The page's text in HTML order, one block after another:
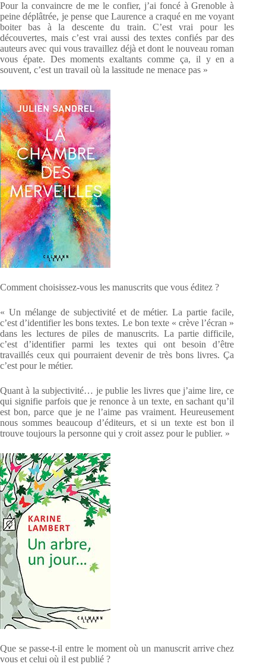
Pour la convaincre de me le confier, j’ai foncé à Grenoble à
peine déplâtrée, je pense que Laurence a craqué en me voyant
boiter bas à la descente du train. C’est vrai pour les
découvertes, mais c’est vrai aussi des textes confiés par des
auteurs avec qui vous travaillez déjà et dont le nouveau roman
vous épate. Des moments exaltants comme ça, il y en a
souvent, c’est un travail où la lassitude ne menace pas »
Comment choisissez-vous les manuscrits que vous éditez ?
« Un mélange de subjectivité et de métier. La partie facile,
c’est d’identifier les bons textes. Le bon texte « crève l’écran »
dans les lectures de piles de manuscrits. La partie difficile,
c’est d’identifier parmi les textes qui ont besoin d’être
travaillés ceux qui pourraient devenir de très bons livres. Ça
c’est pour le métier.
Quant à la subjectivité… je publie les livres que j’aime lire, ce
qui signifie parfois que je renonce à un texte, en sachant qu’il
est bon, parce que je ne l’aime pas vraiment. Heureusement
nous sommes beaucoup d’éditeurs, et si un texte est bon il
trouve toujours la personne qui y croit assez pour le publier. »
Que se passe-t-il entre le moment où un manuscrit arrive chez
vous et celui où il est publié ?